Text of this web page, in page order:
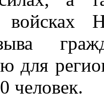
войсках
для
человек.